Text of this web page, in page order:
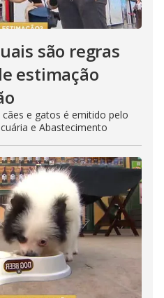
são regras
estimação
e gatos é emitido pelo
e Abastecimento